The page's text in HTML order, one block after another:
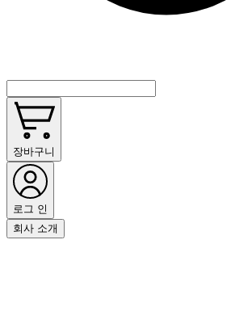
장바구니
로그 인
회사 소개